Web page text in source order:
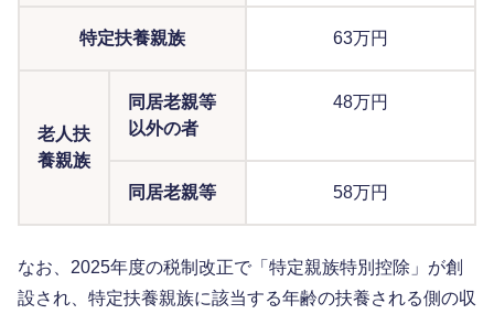
特定扶養親族 63万円
老人扶
養親族
同居老親等
以外の者
48万円
同居老親等 58万円
なお、2025年度の税制改正で「特定親族特別控除」が創
設され、特定扶養親族に該当する年齢の扶養される側の収